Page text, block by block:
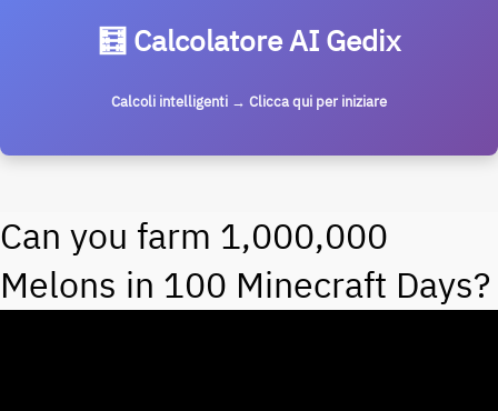
🧮 Calcolatore AI Gedix
Calcoli intelligenti → Clicca qui per iniziare
Can you farm 1,000,000
Melons in 100 Minecraft Days?